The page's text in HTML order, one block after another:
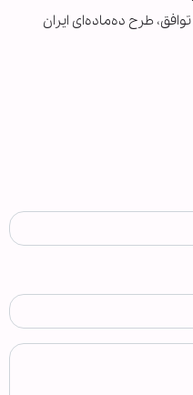
طرح ده‌ماده‌ای ایران